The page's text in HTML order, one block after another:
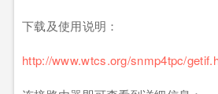
下载及使用说明：
http://www.wtcs.org/snmp4tpc/